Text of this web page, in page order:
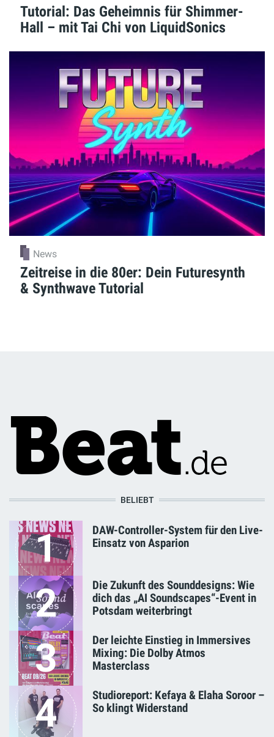
Tutorial: Das Geheimnis für Shimmer-
Hall – mit Tai Chi von LiquidSonics
News
Zeitreise in die 80er: Dein Futuresynth
& Synthwave Tutorial
BELIEBT
1
DAW-Controller-System für den Live-
Einsatz von Asparion
2
Die Zukunft des Sounddesigns: Wie
dich das „AI Soundscapes“-Event in
Potsdam weiterbringt
3
Der leichte Einstieg in Immersives
Mixing: Die Dolby Atmos
Masterclass
4
Studioreport: Kefaya & Elaha Soroor –
So klingt Widerstand